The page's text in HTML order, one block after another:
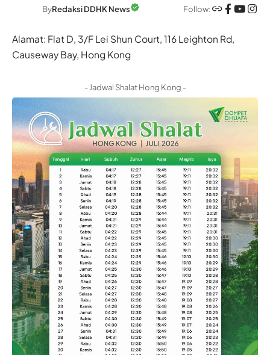
ByRedaksi DDHK News Follow:
Alamat: Flat D, 3/F Lei Shun Court, 116 Leighton Rd,
Causeway Bay, Hong Kong
- Jadwal Shalat Hong Kong -